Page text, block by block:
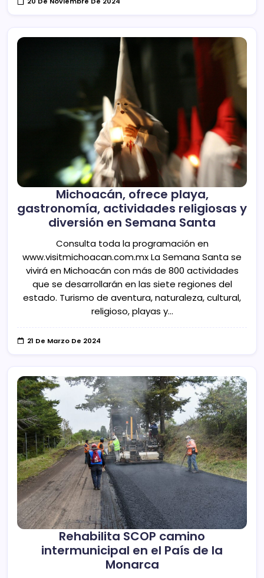
Michoacán, ofrece playa,
gastronomía, actividades religiosas y
diversión en Semana Santa
Consulta toda la programación en
www.visitmichoacan.com.mx La Semana Santa se
vivirá en Michoacán con más de 800 actividades
que se desarrollarán en las siete regiones del
estado. Turismo de aventura, naturaleza, cultural,
religioso, playas y…
21 De Marzo De 2024
Rehabilita SCOP camino
intermunicipal en el País de la
Monarca